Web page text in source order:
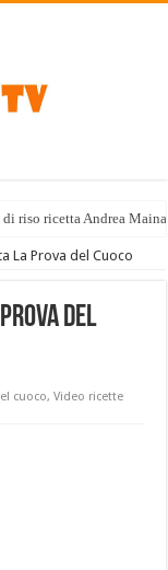
riso ricetta Andrea
La Prova del Cuoco
del
cuoco,Video ricette